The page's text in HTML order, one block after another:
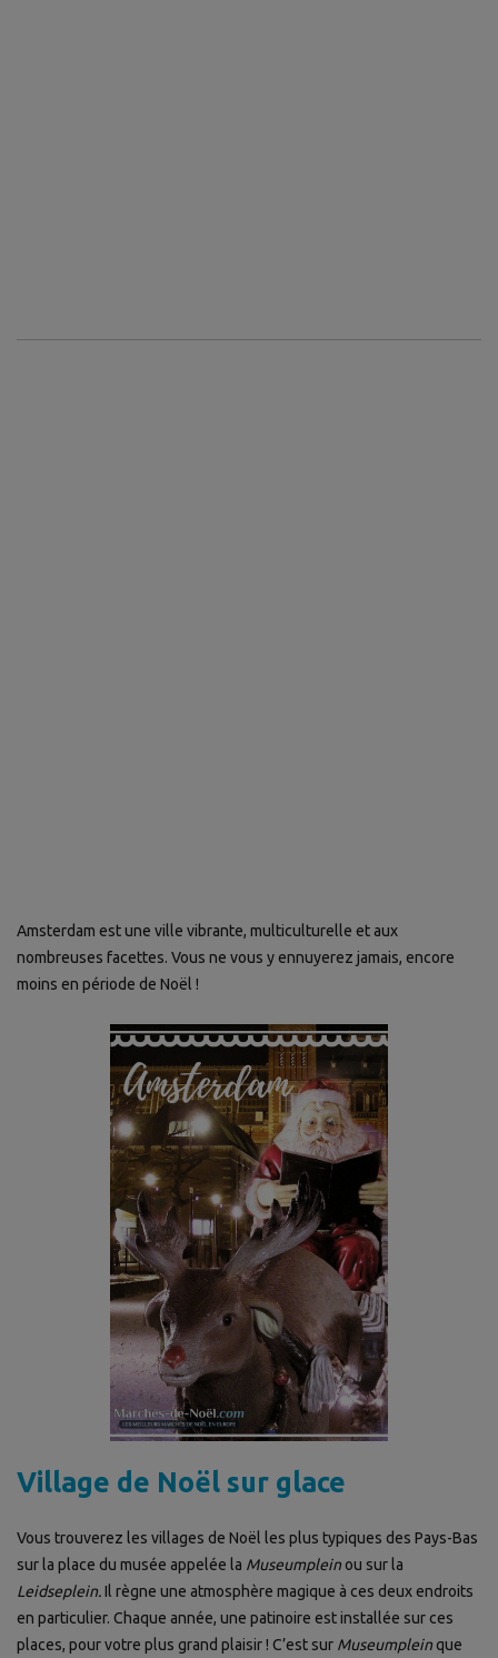
Amsterdam est une ville vibrante, multiculturelle et aux
nombreuses facettes. Vous ne vous y ennuyerez jamais, encore
moins en période de Noël !
Village de Noël sur glace
Vous trouverez les villages de Noël les plus typiques des Pays-Bas
sur la place du musée appelée la Museumplein ou sur la
Leidseplein.Il règne une atmosphère magique à ces deux endroits
en particulier. Chaque année, une patinoire est installée sur ces
places, pour votre plus grand plaisir ! C’est sur Museumpleinque